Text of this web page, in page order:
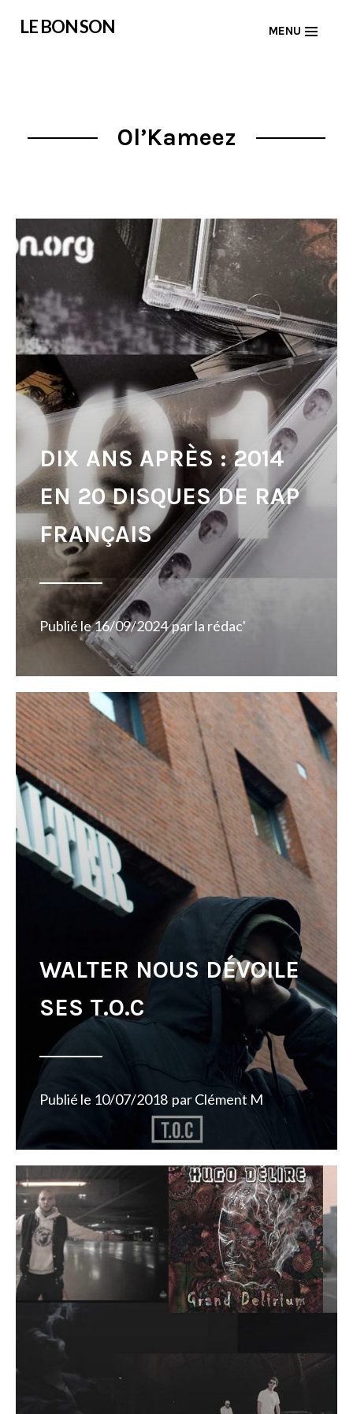
LE BON SON MENU
Ol’Kameez
DIX ANS APRÈS : 2014
EN 20 DISQUES DE RAP
FRANÇAIS
Publié le16/09/2024 parla rédac'
WALTER NOUS DÉVOILE
SES T.O.C
Publié le 10/07/2018 parClément M